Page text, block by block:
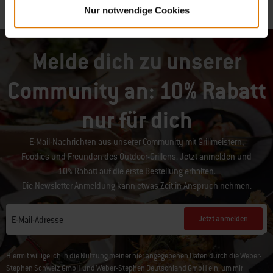
Nur notwendige Cookies
Melde dich zu unserer
Community an: 10% Rabatt
nur für dich
E-Mail-Nachrichten aus unserer Community mit Grillmeistern,
Foodies und Freunden des Outdoor-Grillens. Jetzt anmelden und
10% Rabatt auf die erste Bestellung erhalten.
Die Newsletter Anmeldung kann etwas Zeit in Anspruch nehmen.
E-Mail-Adresse Jetzt anmelden
Hiermit willige ich in die Nutzung meiner hier angegebenen Daten durch die Weber-
Stephen Schweiz GmbH und Weber-Stephen Deutschland GmbH ein, um mir